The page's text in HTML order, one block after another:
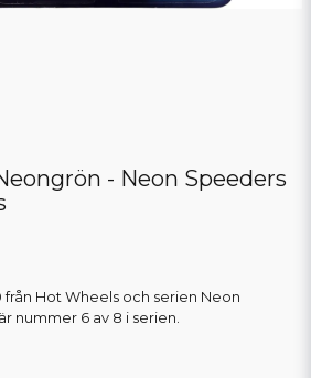
- Neon Speeders
Hot Wheels och serien Neon
nummer 6 av 8 i serien.